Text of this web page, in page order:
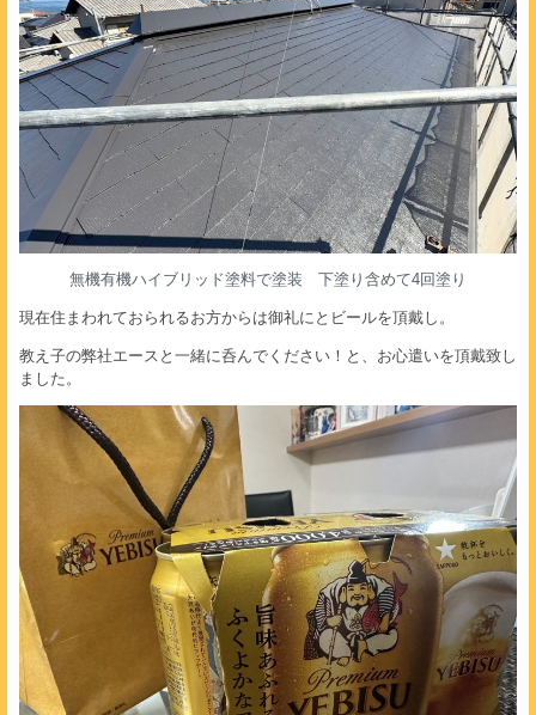
無機有機ハイブリッド塗料で塗装 下塗り含めて4回塗り
現在住まわれておられるお方からは御礼にとビールを頂戴し。
教え子の弊社エースと一緒に呑んでください！と、お心遣いを頂戴致し
ました。